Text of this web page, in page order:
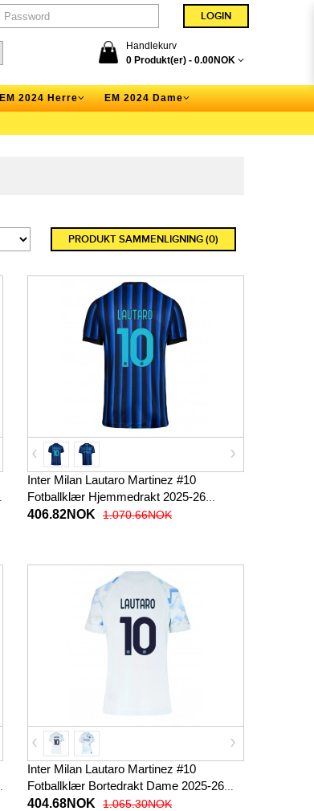
Handlekurv
0 Produkt(er) - 0.00NOK
EM 2024 Herre EM 2024 Dame
PRODUKT SAMMENLIGNING (0)
Inter Milan Lautaro Martinez #10
Fotballklær Hjemmedrakt 2025-26
Kortermet
406.82NOK 1.070.66NOK
Inter Milan Lautaro Martinez #10
Fotballklær Bortedrakt Dame 2025-26
Kortermet
404.68NOK 1.065.30NOK